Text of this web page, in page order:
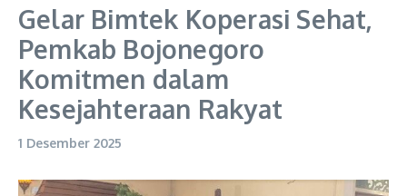
Gelar Bimtek Koperasi Sehat,
Pemkab Bojonegoro
Komitmen dalam
Kesejahteraan Rakyat
1 Desember 2025